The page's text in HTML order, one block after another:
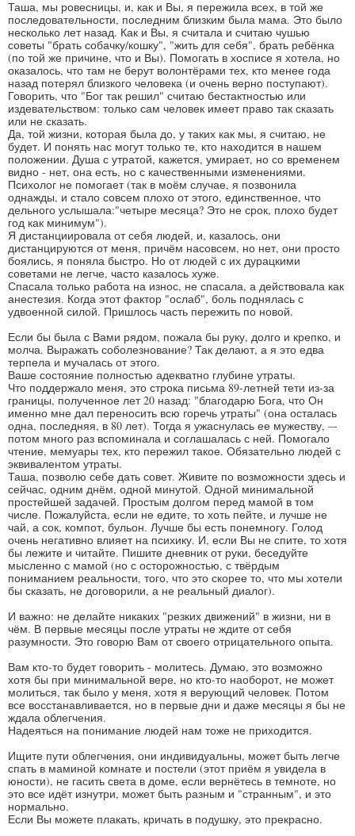
Таша, мы ровесницы, и, как и Вы, я пережила всех, в той же
последовательности, последним близким была мама. Это было
несколько лет назад. Как и Вы, я считала и считаю чушью
советы "брать собачку/кошку", "жить для себя", брать ребёнка
(по той же причине, что и Вы). Помогать в хосписе я хотела, но
оказалось, что там не берут волонтёрами тех, кто менее года
назад потерял близкого человека (и очень верно поступают).
Говорить, что "Бог так решил" считаю бестактностью или
издевательством: только сам человек имеет право так сказать
или не сказать.
Да, той жизни, которая была до, у таких как мы, я считаю, не
будет. И понять нас могут только те, кто находится в нашем
положении. Душа с утратой, кажется, умирает, но со временем
видно - нет, она есть, но с качественными изменениями.
Психолог не помогает (так в моём случае, я позвонила
однажды, и стало совсем плохо от этого, единственное, что
дельного услышала:"четыре месяца? Это не срок, плохо будет
год как минимум").
Я дистанциировала от себя людей, и, казалось, они
дистанцируются от меня, причём насовсем, но нет, они просто
боялись, я поняла быстро. Но от людей с их дурацкими
советами не легче, часто казалось хуже.
Спасала только работа на износ, не спасала, а действовала как
анестезия. Когда этот фактор "ослаб", боль поднялась с
удвоенной силой. Пришлось часть пережить по новой.
Если бы была с Вами рядом, пожала бы руку, долго и крепко, и
молча. Выражать соболезнование? Так делают, а я это едва
терпела и мучалась от этого.
Ваше состояние полностью адекватно глубине утраты.
Что поддержало меня, это строка письма 89-летней тети из-за
границы, полученное лет 20 назад: "благодарю Бога, что Он
именно мне дал переносить всю горечь утраты" (она осталась
одна, последняя, в 80 лет). Тогда я ужаснулась ее мужеству, –-
потом много раз вспоминала и соглашалась с ней. Помогало
чтение, мемуары тех, кто пережил такое. Обязательно людей с
эквивалентом утраты.
Таша, позволю себе дать совет. Живите по возможности здесь и
сейчас, одним днём, одной минутой. Одной минимальной
простейшей задачей. Простым долгом перед мамой в том
числе. Пожалуйста, если не едите, то хоть пейте, и лучше не
чай, а сок, компот, бульон. Лучше бы есть понемногу. Голод
очень негативно влияет на психику. И, если Вы не спите, то хотя
бы лежите и читайте. Пишите дневник от руки, беседуйте
мысленно с мамой (но с осторожностью, с твёрдым
пониманием реальности, того, что это скорее то, что мы хотели
бы сказать, не договорили, а не реальный диалог).
И важно: не делайте никаких "резких движений" в жизни, ни в
чём. В первые месяцы после утраты не ждите от себя
разумности. Это говорю Вам от своего отрицательного опыта.
Вам кто-то будет говорить - молитесь. Думаю, это возможно
хотя бы при минимальной вере, но кто-то наоборот, не может
молиться, так было у меня, хотя я верующий человек. Потом
все восстанавливается, но в первые дни и даже месяцы я бы не
ждала облегчения.
Надеяться на понимание людей нам тоже не приходится.
Ищите пути облегчения, они индивидуальны, может быть легче
спать в маминой комнате и постели (этот приём я увидела в
юности), не гасить света в доме, если вернётесь в темноте, но
это все идёт изнутри, может быть разным и "странным", и это
нормально.
Если Вы можете плакать, кричать в подушку, это прекрасно.